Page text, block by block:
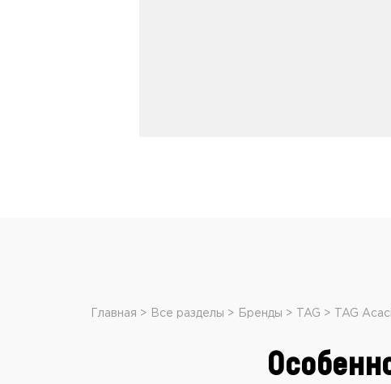
Главная Все разделы Бренды TAG TAG